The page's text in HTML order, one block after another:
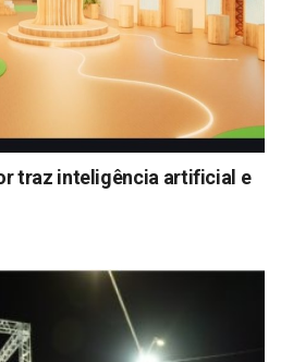
traz inteligência artificial e